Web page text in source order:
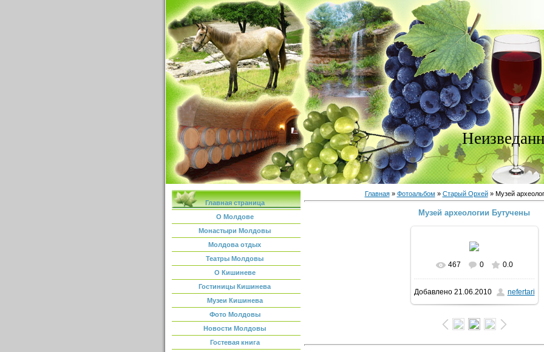
Главная страница
О Молдове
Монастыри Молдовы
Молдова отдых
Театры Молдовы
О Кишиневе
Гостиницы Кишинева
Музеи Кишинева
Фото Молдовы
Новости Молдовы
Гостевая книга
Главная» Фотоальбом » Старый Орхей» Музей
Музей археологии Бутучены
В реальном размере
800x600/ 105.7Kb
467 0 0.0
Добавлено21.06.2010 nefertari